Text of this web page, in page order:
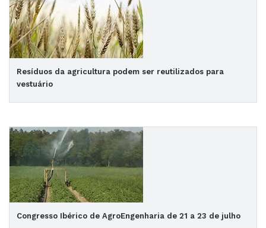
Resíduos da agricultura podem ser reutilizados para
vestuário
Congresso Ibérico de AgroEngenharia de 21 a 23 de julho